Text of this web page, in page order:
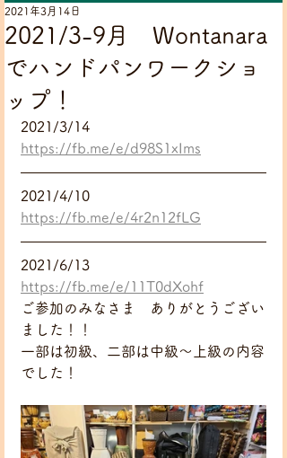
2021/3-9月 Wontanara
でハンドパンワークショ
ップ！
2021年3月14日
2021/3/14
https://fb.me/e/d98S1xIms
2021/4/10
https://fb.me/e/4r2n12fLG
2021/6/13
https://fb.me/e/11T0dXohf
ご参加のみなさま　ありがとうござい
ました！！
一部は初級、二部は中級～上級の内容
でした！